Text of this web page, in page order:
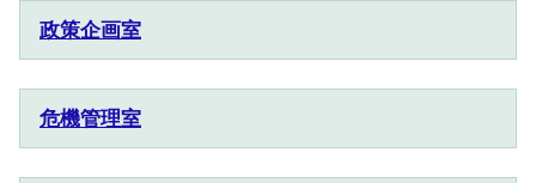
政策企画室
危機管理室